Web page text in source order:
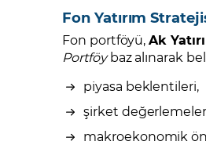
Fon Yatırım
Fon portföyü,Ak
Portföybaz alınarak
piyasa beklentileri,
şirket
makroekonomik